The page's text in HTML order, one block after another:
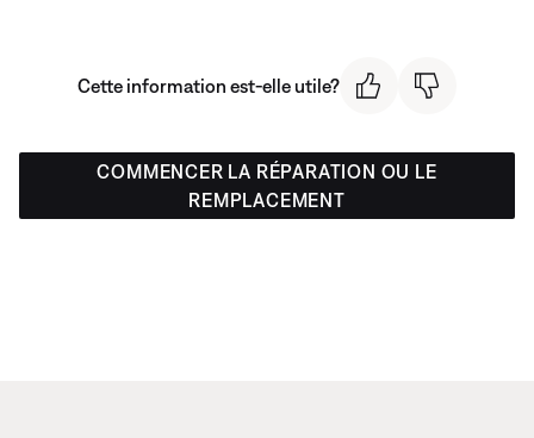
Cette information est-elle utile?
COMMENCER LA RÉPARATION OU LE
REMPLACEMENT